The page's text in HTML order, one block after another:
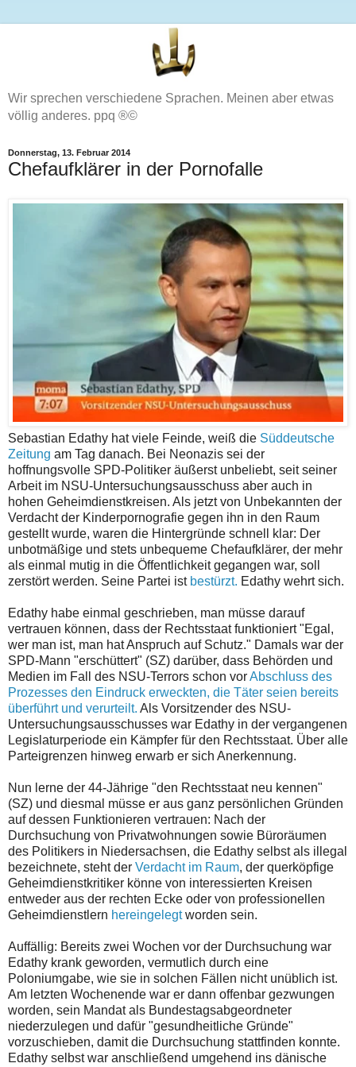
Wir sprechen verschiedene Sprachen. Meinen aber etwas
völlig anderes. ppq ®©
Donnerstag, 13. Februar 2014
Chefaufklärer in der Pornofalle
Sebastian Edathy hat viele Feinde, weiß die Süddeutsche
Zeitung am Tag danach. Bei Neonazis sei der
hoffnungsvolle SPD-Politiker äußerst unbeliebt, seit seiner
Arbeit im NSU-Untersuchungsausschuss aber auch in
hohen Geheimdienstkreisen. Als jetzt von Unbekannten der
Verdacht der Kinderpornografie gegen ihn in den Raum
gestellt wurde, waren die Hintergründe schnell klar: Der
unbotmäßige und stets unbequeme Chefaufklärer, der mehr
als einmal mutig in die Öffentlichkeit gegangen war, soll
zerstört werden. Seine Partei ist bestürzt. Edathy wehrt sich.
Edathy habe einmal geschrieben, man müsse darauf
vertrauen können, dass der Rechtsstaat funktioniert "Egal,
wer man ist, man hat Anspruch auf Schutz." Damals war der
SPD-Mann "erschüttert" (SZ) darüber, dass Behörden und
Medien im Fall des NSU-Terrors schon vorAbschluss des
Prozesses den Eindruck erweckten, die Täter seien bereits
überführt und verurteilt. Als Vorsitzender des NSU-
Untersuchungsausschusses war Edathy in der vergangenen
Legislaturperiode ein Kämpfer für den Rechtsstaat. Über alle
Parteigrenzen hinweg erwarb er sich Anerkennung.
Nun lerne der 44-Jährige "den Rechtsstaat neu kennen"
(SZ) und diesmal müsse er aus ganz persönlichen Gründen
auf dessen Funktionieren vertrauen: Nach der
Durchsuchung von Privatwohnungen sowie Büroräumen
des Politikers in Niedersachsen, die Edathy selbst als illegal
bezeichnete, steht der Verdacht im Raum, der querköpfige
Geheimdienstkritiker könne von interessierten Kreisen
entweder aus der rechten Ecke oder von professionellen
Geheimdienstlern hereingelegtworden sein.
Auffällig: Bereits zwei Wochen vor der Durchsuchung war
Edathy krank geworden, vermutlich durch eine
Poloniumgabe, wie sie in solchen Fällen nicht unüblich ist.
Am letzten Wochenende war er dann offenbar gezwungen
worden, sein Mandat als Bundestagsabgeordneter
niederzulegen und dafür "gesundheitliche Gründe"
vorzuschieben, damit die Durchsuchung stattfinden konnte.
Edathy selbst war anschließend umgehend ins dänische